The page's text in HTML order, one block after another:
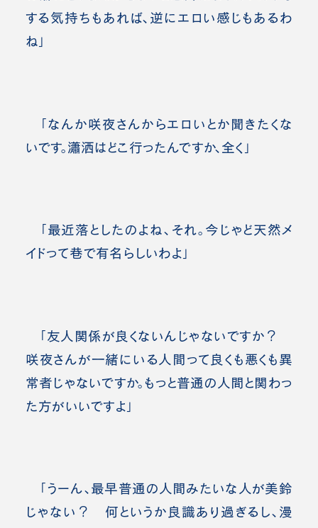
する気持ちもあれば、逆にエロい感じもあるわ
ね」
「なんか咲夜さんからエロいとか聞きたくな
いです。瀟洒はどこ行ったんですか、全く」
「最近落としたのよね、それ。今じゃど天然メ
イドって巷で有名らしいわよ」
「友人関係が良くないんじゃないですか？
咲夜さんが一緒にいる人間って良くも悪くも異
常者じゃないですか。もっと普通の人間と関わっ
た方がいいですよ」
「うーん、最早普通の人間みたいな人が美鈴
じゃない？ 何というか良識あり過ぎるし、漫